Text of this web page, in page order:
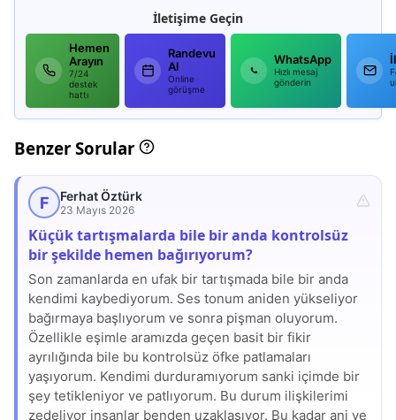
İletişime Geçin
Hemen
Arayın
7/24
destek
hattı
Randevu
Al
Online
görüşme
WhatsApp
Hızlı mesaj
gönderin
Benzer Sorular
F Ferhat Öztürk
23 Mayıs 2026
Küçük tartışmalarda bile bir anda kontrolsüz
bir şekilde hemen bağırıyorum?
Son zamanlarda en ufak bir tartışmada bile bir anda
kendimi kaybediyorum. Ses tonum aniden yükseliyor
bağırmaya başlıyorum ve sonra pişman oluyorum.
Özellikle eşimle aramızda geçen basit bir fikir
ayrılığında bile bu kontrolsüz öfke patlamaları
yaşıyorum. Kendimi durduramıyorum sanki içimde bir
şey tetikleniyor ve patlıyorum. Bu durum ilişkilerimi
zedeliyor insanlar benden uzaklaşıyor. Bu kadar ani ve